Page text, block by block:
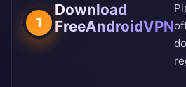
1
Download
FreeAndroidVPN